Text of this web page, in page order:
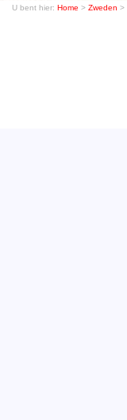
U bent hier: Home > Zweden >